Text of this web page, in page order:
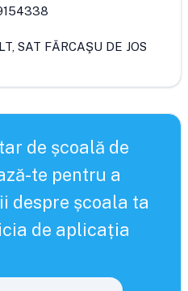
SAT FĂRCAŞU DE JOS
de școală de
te pentru a
despre școala ta
de aplicația